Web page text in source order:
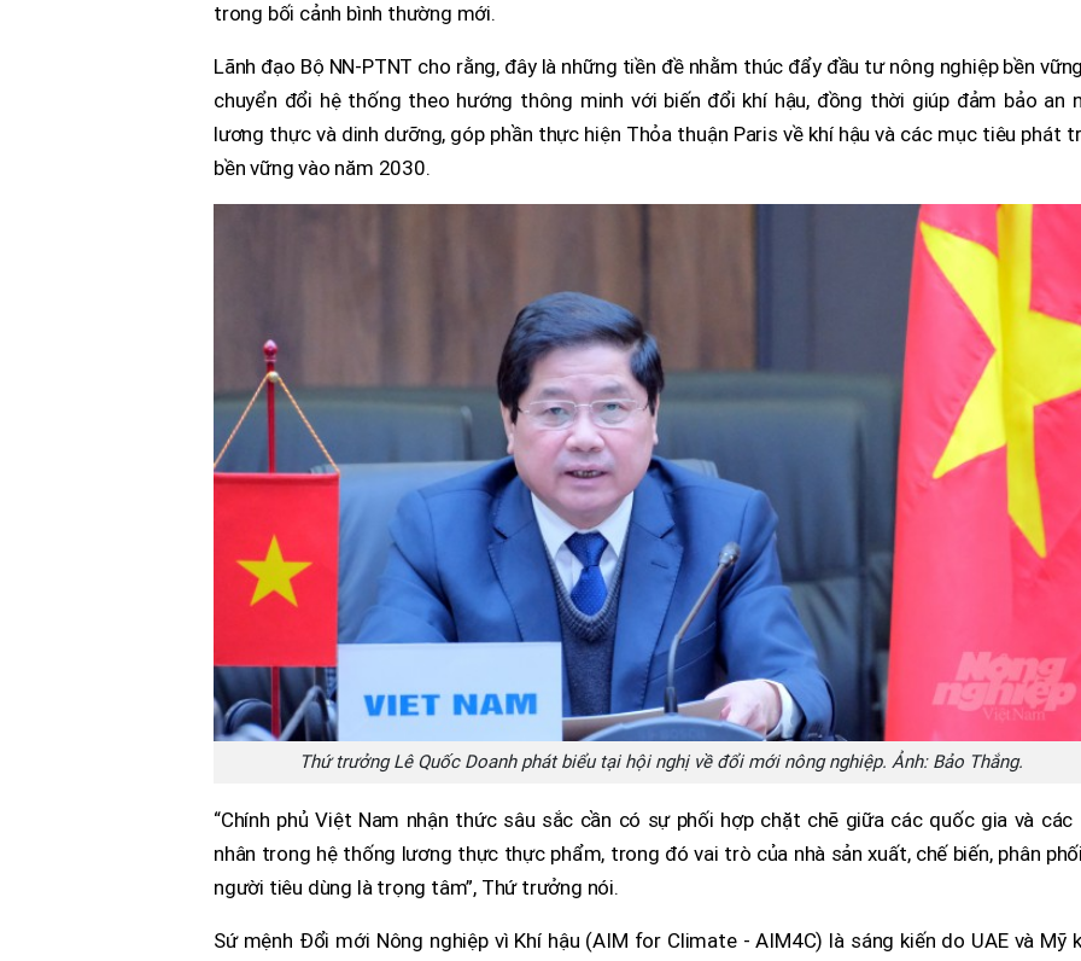
trong bối cảnh bình thường mới.
Lãnh đạo Bộ NN-PTNT cho rằng, đây là những tiền đề nhằm thúc đẩy đầu tư nông nghiệp bền
chuyển đổi hệ thống theo hướng thông minh với biến đổi khí hậu, đồng thời giúp đảm bảo an
lương thực và dinh dưỡng, góp phần thực hiện Thỏa thuận Paris về khí hậu và các mục tiêu phát
bền vững vào năm 2030.
Thứ trưởng Lê Quốc Doanh phát biểu tại hội nghị về đổi mới nông nghiệp. Ảnh: Bảo Thắng.
“Chính phủ Việt Nam nhận thức sâu sắc cần có sự phối hợp chặt chẽ giữa các quốc gia và các
nhân trong hệ thống lương thực thực phẩm, trong đó vai trò của nhà sản xuất, chế biến, phân
người tiêu dùng là trọng tâm”, Thứ trưởng nói.
Sứ mệnh Đổi mới Nông nghiệp vì Khí hậu (AIM for Climate - AIM4C) là sáng kiến do UAE và Mỹ